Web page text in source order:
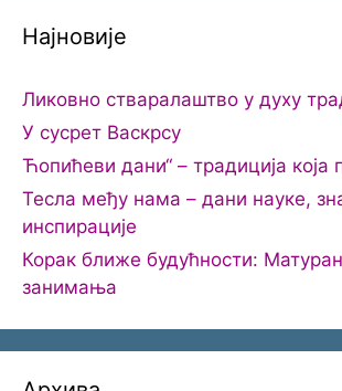
Најновије
Ликовно стваралаштво у духу
У сусрет Васкрсу
Ћопићеви дани“ – традиција која
Тесла међу нама – дани науке,
инспирације
Корак ближе будућности:
занимања